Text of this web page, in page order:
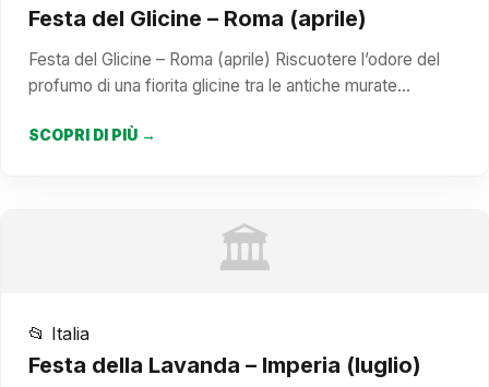
Festa del Glicine – Roma (aprile)
Festa del Glicine – Roma (aprile) Riscuotere l’odore del
profumo di una fiorita glicine tra le antiche murate…
SCOPRI DI PIÙ →
🏛️
📂 Italia
Festa della Lavanda – Imperia (luglio)